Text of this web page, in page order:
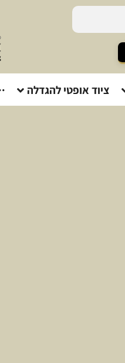
ציוד אופטי להגדלה